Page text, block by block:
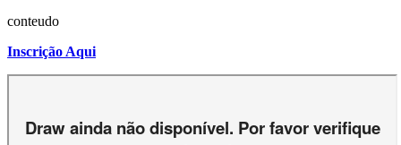
conteudo
Inscrição Aqui